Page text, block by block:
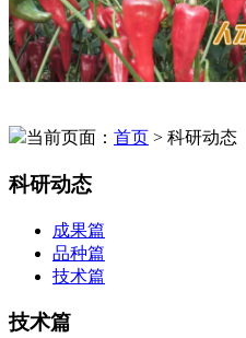
当前页面： 首页 > 科研动态
科研动态
成果篇
品种篇
技术篇
技术篇